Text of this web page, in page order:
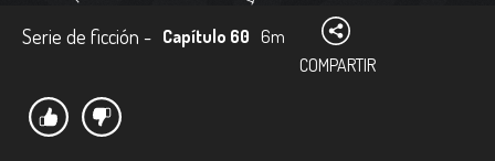
Serie de ficción - Capítulo 60 6m
COMPARTIR